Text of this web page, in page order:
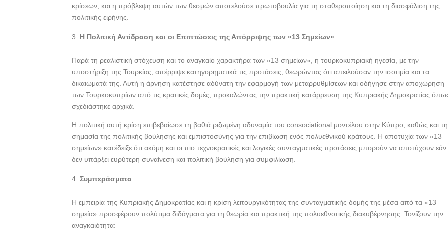
κρίσεων, και η πρόβλεψη αυτών των θεσμών αποτελούσε πρωτοβουλία για τη σταθεροποίηση και τη διασφάλιση της
πολιτικής ειρήνης.
Η Πολιτική Αντίδραση και οι Επιπτώσεις της Απόρριψης των «13 Σημείων»
Παρά τη ρεαλιστική στόχευση και το αναγκαίο χαρακτήρα των «13 σημείων», η τουρκοκυπριακή ηγεσία, με την
υποστήριξη της Τουρκίας, απέρριψε κατηγορηματικά τις προτάσεις, θεωρώντας ότι απειλούσαν την ισοτιμία και τα
δικαιώματά της. Αυτή η άρνηση κατέστησε αδύνατη την εφαρμογή των μεταρρυθμίσεων και οδήγησε στην αποχώρηση
των Τουρκοκυπρίων από τις κρατικές δομές, προκαλώντας την πρακτική κατάρρευση της Κυπριακής Δημοκρατίας
σχεδιάστηκε αρχικά.
Η πολιτική αυτή κρίση επιβεβαίωσε τη βαθιά ριζωμένη αδυναμία του consociational μοντέλου στην Κύπρο, καθώς και τη
σημασία της πολιτικής βούλησης και εμπιστοσύνης για την επιβίωση ενός πολυεθνικού κράτους. Η αποτυχία των «13
σημείων» κατέδειξε ότι ακόμη και οι πιο τεχνοκρατικές και λογικές συνταγματικές προτάσεις μπορούν να αποτύχουν εάν
δεν υπάρξει ευρύτερη συναίνεση και πολιτική βούληση για συμφιλίωση.
Συμπεράσματα
Η εμπειρία της Κυπριακής Δημοκρατίας και η κρίση λειτουργικότητας της συνταγματικής δομής της μέσα από τα «13
σημεία» προσφέρουν πολύτιμα διδάγματα για τη θεωρία και πρακτική της πολυεθνοτικής διακυβέρνησης. Τονίζουν την
αναγκαιότητα: